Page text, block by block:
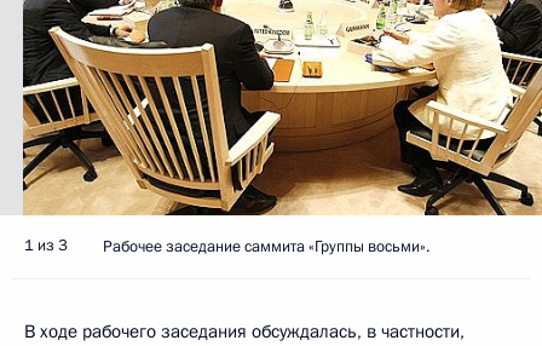
1 из 3 Рабочее заседание саммита «Группы восьми».
В ходе рабочего заседания обсуждалась, в частности,